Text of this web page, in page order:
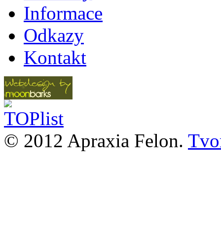
Informace
Odkazy
Kontakt
© 2012 Apraxia Felon.